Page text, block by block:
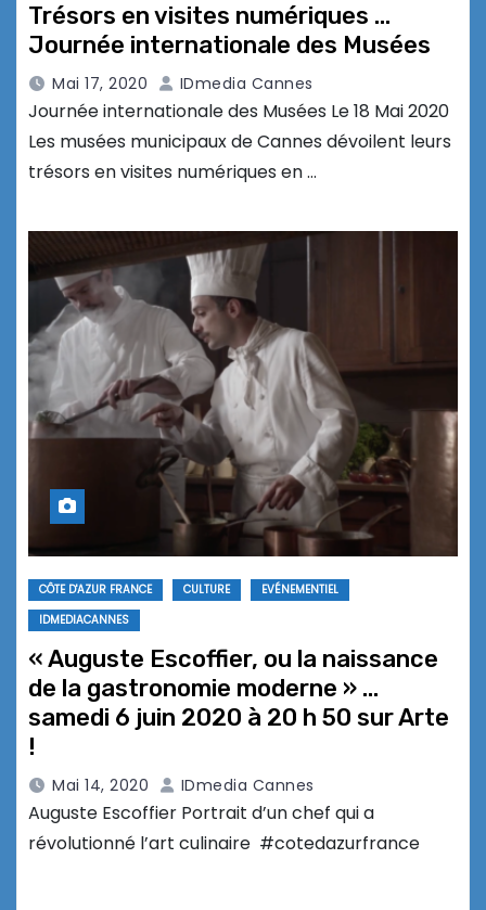
Trésors en visites numériques …
Journée internationale des Musées
Mai 17, 2020 IDmedia Cannes
Journée internationale des Musées Le 18 Mai 2020
Les musées municipaux de Cannes dévoilent leurs
trésors en visites numériques en …
CÔTE D'AZUR FRANCE CULTURE
EVÉNEMENTIEL
IDMEDIACANNES
« Auguste Escoffier, ou la naissance
de la gastronomie moderne » …
samedi 6 juin 2020 à 20 h 50 sur Arte
!
Mai 14, 2020 IDmedia Cannes
Auguste Escoffier Portrait d’un chef qui a
révolutionné l’art culinaire #cotedazurfrance